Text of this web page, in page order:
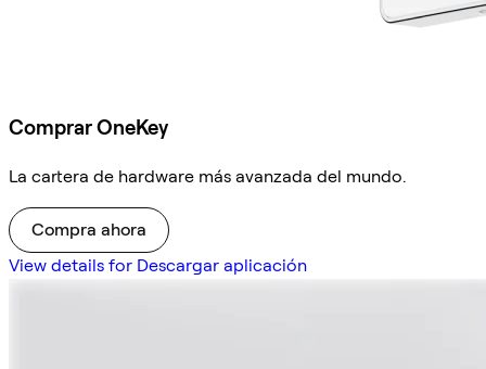
Comprar OneKey
La cartera de hardware más avanzada del mundo.
Compra ahora
View details for Descargar aplicación